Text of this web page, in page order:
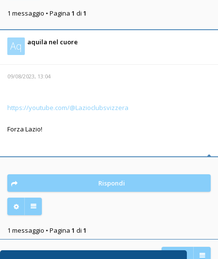
1 messaggio • Pagina 1 di 1
Aq aquila nel cuore
09/08/2023, 13:04
https://youtube.com/@Lazioclubsvizzera
Forza Lazio!
Rispondi
1 messaggio • Pagina 1 di 1